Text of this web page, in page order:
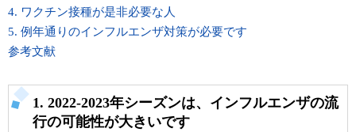
4. ワクチン接種が是非必要な人
5. 例年通りのインフルエンザ対策が必要です
参考文献
1. 2022-2023年シーズンは、インフルエンザの流
行の可能性が大きいです